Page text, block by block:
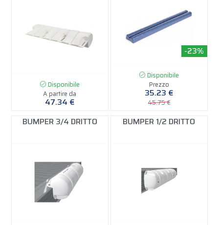
-23%
Disponibile
Prezzo
35.23 €
45.75 €
Disponibile
A partire da
47.34 €
BUMPER 3/4 DRITTO
BUMPER 1/2 DRITTO